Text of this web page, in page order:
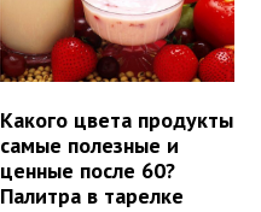
Какого цвета продукты
самые полезные и
ценные после 60?
Палитра в тарелке